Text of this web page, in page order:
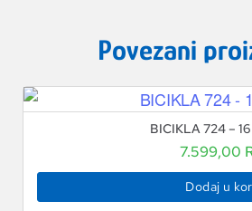
Povezani
BICIKLA 724 –
7.599,00
Dodaj u